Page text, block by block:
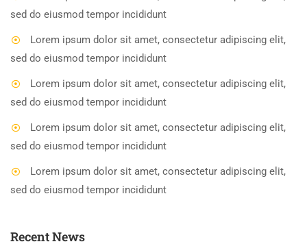
sed do eiusmod tempor incididunt
Lorem ipsum dolor sit amet, consectetur adipiscing elit,
sed do eiusmod tempor incididunt
Lorem ipsum dolor sit amet, consectetur adipiscing elit,
sed do eiusmod tempor incididunt
Lorem ipsum dolor sit amet, consectetur adipiscing elit,
sed do eiusmod tempor incididunt
Lorem ipsum dolor sit amet, consectetur adipiscing elit,
sed do eiusmod tempor incididunt
Recent News